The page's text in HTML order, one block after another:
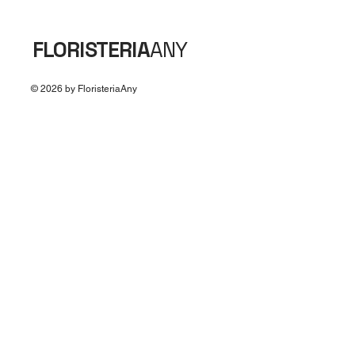
FLORISTERIAANY
© 2026 by FloristeriaAny